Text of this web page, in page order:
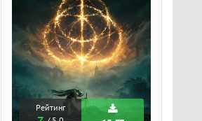
Рейтинг